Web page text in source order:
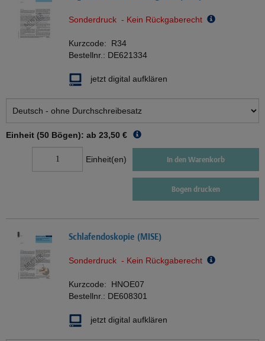
Sonderdruck - Kein Rückgaberecht
Kurzcode: R34
Bestellnr.: DE621334
jetzt digital aufklären
Einheit (50 Bögen): ab 23,50 €
Einheit(en) In den Warenkorb
Bogen drucken
Schlafendoskopie (MISE)
Sonderdruck - Kein Rückgaberecht
Kurzcode: HNOE07
Bestellnr.: DE608301
jetzt digital aufklären